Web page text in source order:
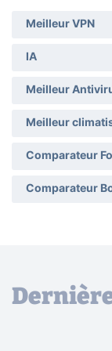
Meilleur VPN
IA
Meilleur
Meilleur
Comparateur
Comparateur